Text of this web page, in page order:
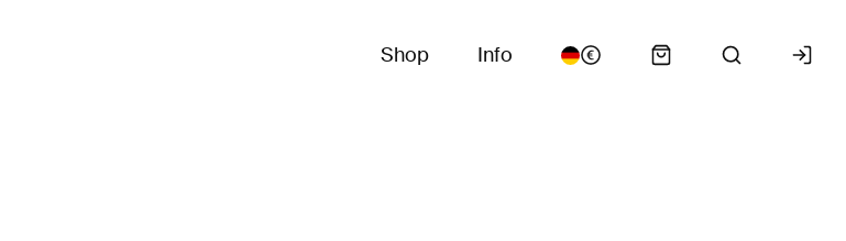
Shop Info